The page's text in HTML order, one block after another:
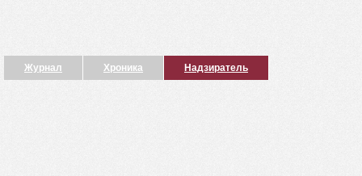
Журнал Хроника Надзиратель